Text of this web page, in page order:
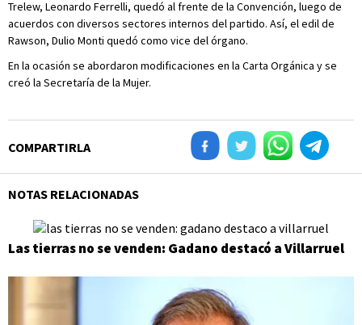
Trelew, Leonardo Ferrelli, quedó al frente de la Convención, luego de
acuerdos con diversos sectores internos del partido. Así, el edil de
Rawson, Dulio Monti quedó como vice del órgano.
En la ocasión se abordaron modificaciones en la Carta Orgánica y se
creó la Secretaría de la Mujer.
COMPARTIRLA
NOTAS RELACIONADAS
Las tierras no se venden: Gadano destacó a Villarruel